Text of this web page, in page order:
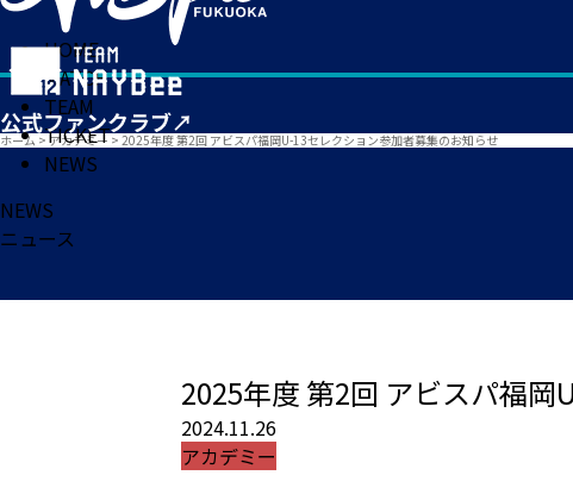
HOME
MATCH
TEAM
TICKET
NEWS
ホーム > アカデミー > 2025年度 第2回 アビスパ福岡U-13セレクション参加者募集のお知らせ
NEWS
ニュース
2025年度 第2回 アビスパ福
2024.11.26
アカデミー